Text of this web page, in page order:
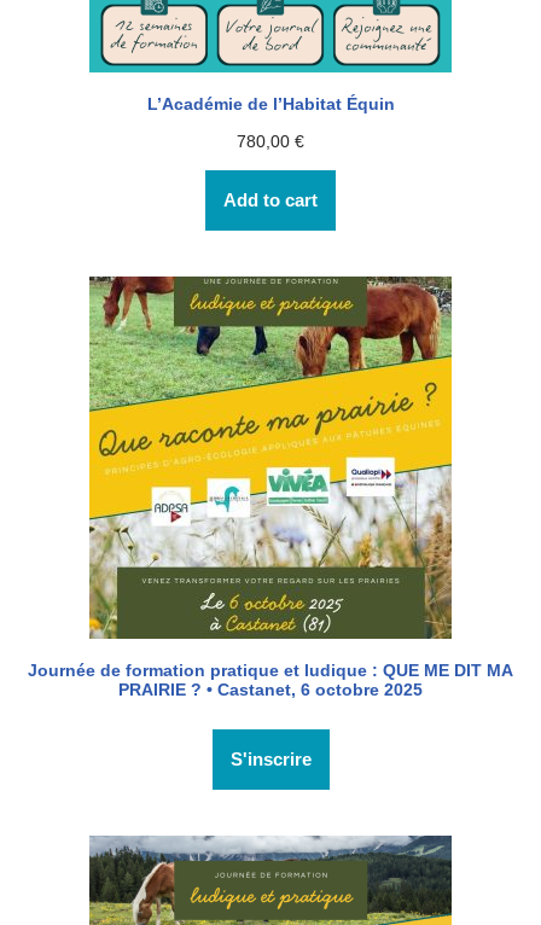
L’Académie de l’Habitat Équin
780,00 €
Add to cart
Journée de formation pratique et ludique : QUE ME DIT MA
PRAIRIE ? • Castanet, 6 octobre 2025
S'inscrire